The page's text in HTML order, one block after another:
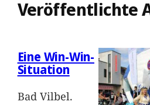
Veröffentlichte
Eine Win-Win-
Situation
Bad Vilbel.